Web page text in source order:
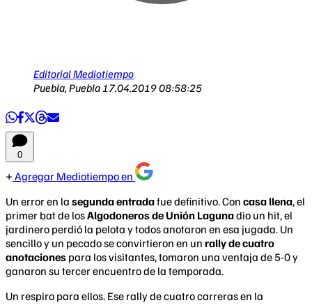
Editorial Mediotiempo
Puebla, Puebla 17.04.2019 08:58:25
0
Agregar Mediotiempo en
Un error en la segunda entradafue definitivo. Con casa llena, el
primer bat de losAlgodoneros de Unión Lagunadio un hit, el
jardinero perdió la pelota y todos anotaron en esa jugada. Un
sencillo y un pecado se convirtieron en un rally de cuatro
anotaciones para los visitantes, tomaron una ventaja de 5-0 y
ganaron su tercer encuentro de la temporada.
Un respiro para ellos. Ese rally de cuatro carreras en la